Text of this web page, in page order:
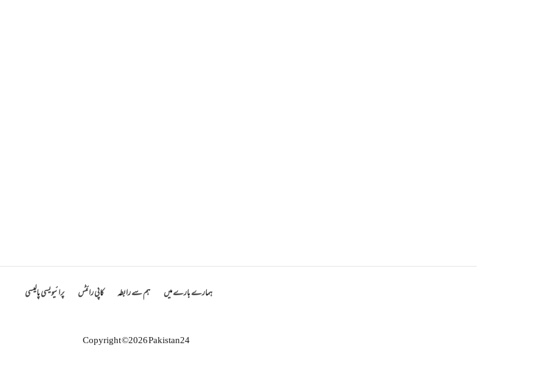
ہمارے بارے میں ہم سے رابطہ کاپی رائٹس پرائیویسی پالیسی
Copyright ©2026 Pakistan24